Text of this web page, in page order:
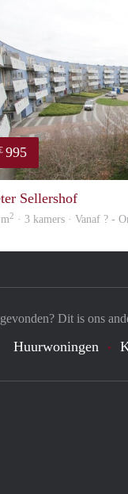
995
Sellershof
2 · 3 kamers · Vanaf ? -
Dit is ons
Huurwoningen